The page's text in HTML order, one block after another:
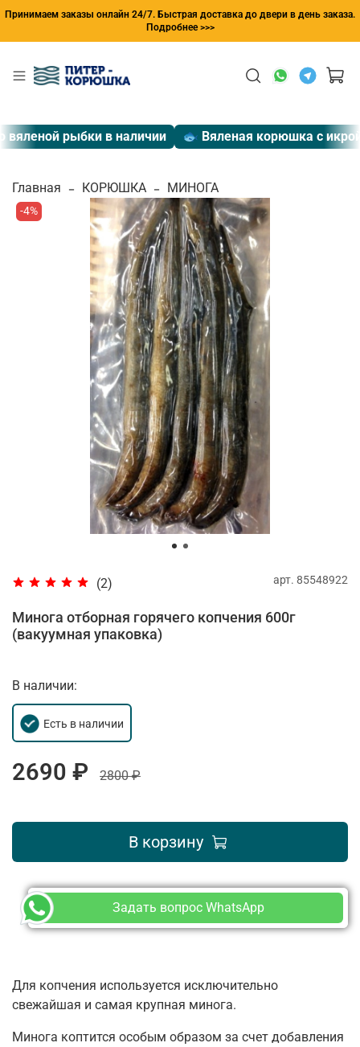
Принимаем заказы онлайн 24/7. Быстрая доставка до двери в день заказа.
Подробнее >>>
рыбки в наличии 🐟 Вяленая корюшка с икрой
Главная КОРЮШКА МИНОГА
-4%
(2) арт. 85548922
Минога отборная горячего копчения 600г
(вакуумная упаковка)
В наличии:
Есть в наличии
2690 ₽ 2800 ₽
В корзину
Задать вопрос WhatsApp
Для копчения используется исключительно
свежайшая и самая крупная минога.
Минога коптится особым образом за счет добавления